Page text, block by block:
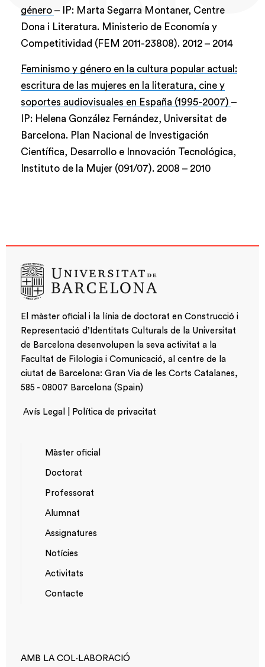
género – IP: Marta Segarra Montaner, Centre
Dona i Literatura. Ministerio de Economía y
Competitividad (FEM 2011-23808). 2012 – 2014
Feminismo y género en la cultura popular actual:
escritura de las mujeres en la literatura, cine y
soportes audiovisuales en España (1995-2007) –
IP: Helena González Fernández, Universitat de
Barcelona. Plan Nacional de Investigación
Científica, Desarrollo e Innovación Tecnológica,
Instituto de la Mujer (091/07). 2008 – 2010
El màster oficial i la línia de doctorat en Construcció i
Representació d’Identitats Culturals de la Universitat
de Barcelona desenvolupen la seva activitat a la
Facultat de Filologia i Comunicació, al centre de la
ciutat de Barcelona: Gran Via de les Corts Catalanes,
585 - 08007 Barcelona (Spain)
Avís Legal | Política de privacitat
PRINCIPAL
Màster oficial
Doctorat
Professorat
Alumnat
Assignatures
MENU
Notícies
Activitats
Contacte
AMB LA COL·LABORACIÓ